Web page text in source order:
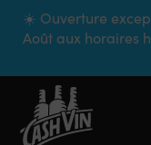
☀️ Ouverture
Août aux horaires
Panneau de gestion